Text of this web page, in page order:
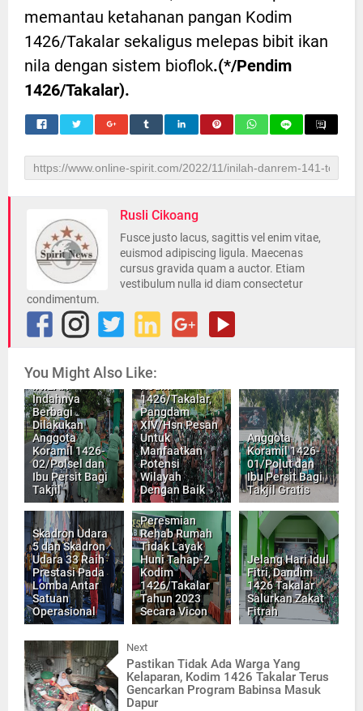
memantau ketahanan pangan Kodim
1426/Takalar sekaligus melepas bibit ikan
nila dengan sistem bioflok.(*/Pendim
1426/Takalar).
Rusli Cikoang
Fusce justo lacus, sagittis vel enim vitae,
euismod adipiscing ligula. Maecenas
cursus gravida quam a auctor. Etiam
vestibulum nulla id diam consectetur
condimentum.
You Might Also Like:
Indahnya
Berbagi
Dilakukan
Anggota
Koramil 1426-
02/Polsel dan
Ibu Persit Bagi
Takjil
Show Ke-11 di
1426/Takalar,
Pangdam
XIV/Hsn Pesan
Untuk
Manfaatkan
Potensi
Wilayah
Dengan Baik
Anggota
Koramil 1426-
01/Polut dan
Ibu Persit Bagi
Takjil Gratis
Skadron Udara
5 dan Skadron
Udara 33 Raih
Prestasi Pada
Lomba Antar
Satuan
Operasional
Peresmian
Rehab Rumah
Tidak Layak
Huni Tahap-2
Kodim
1426/Takalar
Tahun 2023
Secara Vicon
Jelang Hari Idul
Fitri, Dandim
1426 Takalar
Salurkan Zakat
Fitrah
Next
Pastikan Tidak Ada Warga Yang
Kelaparan, Kodim 1426 Takalar Terus
Gencarkan Program Babinsa Masuk
Dapur